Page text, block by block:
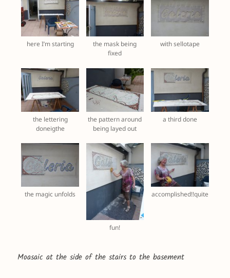
here I’m starting
the mask being
fixed
with sellotape
the lettering
doneigthe
the pattern around
being layed out
a third done
the magic unfolds
fun!
accomplished!!quite
Moasaic at the side of the stairs to the basement